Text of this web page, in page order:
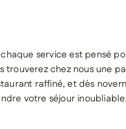
service est pensé
trouverez chez nous une
raffiné, et dès
votre séjour inoubliable.